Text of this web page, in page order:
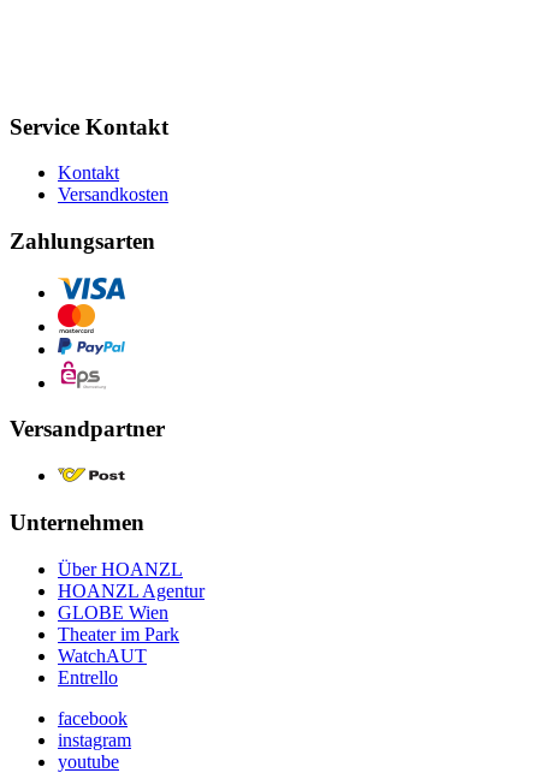
Service Kontakt
Kontakt
Versandkosten
Zahlungsarten
Versandpartner
Unternehmen
Über HOANZL
HOANZL Agentur
GLOBE Wien
Theater im Park
WatchAUT
Entrello
facebook
instagram
youtube